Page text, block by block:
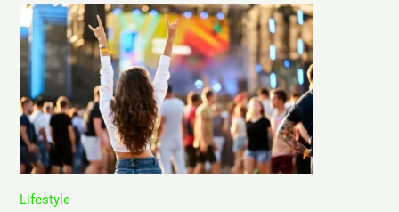
Lifestyle